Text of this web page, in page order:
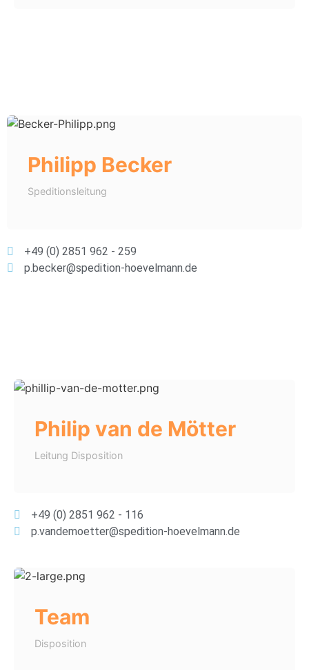
Philipp Becker
Speditionsleitung
+49 (0) 2851 962 - 259
p.becker@spedition-hoevelmann.de
Philip van de Mötter
Leitung Disposition
+49 (0) 2851 962 - 116
p.vandemoetter@spedition-hoevelmann.de
Team
Disposition